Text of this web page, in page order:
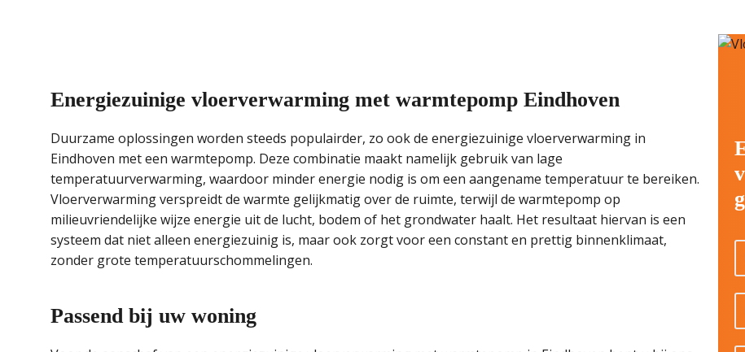
Energiezuinige vloerverwarming met warmtepomp Eindhoven
Duurzame oplossingen worden steeds populairder, zo ook de energiezuinige vloerverwarming in
Eindhoven met een warmtepomp. Deze combinatie maakt namelijk gebruik van lage
temperatuurverwarming, waardoor minder energie nodig is om een aangename temperatuur te bereiken.
Vloerverwarming verspreidt de warmte gelijkmatig over de ruimte, terwijl de warmtepomp op
milieuvriendelijke wijze energie uit de lucht, bodem of het grondwater haalt. Het resultaat hiervan is een
systeem dat niet alleen energiezuinig is, maar ook zorgt voor een constant en prettig binnenklimaat,
zonder grote temperatuurschommelingen.
Passend bij uw woning